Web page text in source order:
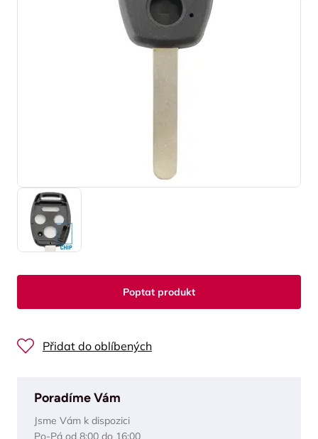
Poptat produkt
Přidat do oblíbených
Poradíme Vám
Jsme Vám k dispozici
Po-Pá od 8:00 do 16:00